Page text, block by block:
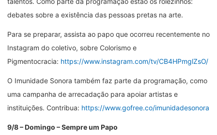
debates sobre a existência das pessoas pretas na arte.
Para se preparar, assista ao papo que ocorreu recentemente no
Instagram do coletivo, sobre Colorismo e
Pigmentocracia: https://www.instagram.com/tv/CB4HPmglZsO/
O Imunidade Sonora também faz parte da programação, como
uma campanha de arrecadação para apoiar artistas e
instituições. Contribua: https://www.gofree.co/imunidadesonora
9/8 – Domingo – Sempre um Papo